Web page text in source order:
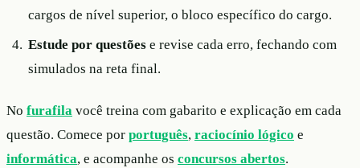
cargos de nível superior, o bloco específico do cargo.
Estude por questões e revise cada erro, fechando com
simulados na reta final.
No furafila você treina com gabarito e explicação em cada
questão. Comece por português, raciocínio lógico e
informática, e acompanhe os concursos abertos.